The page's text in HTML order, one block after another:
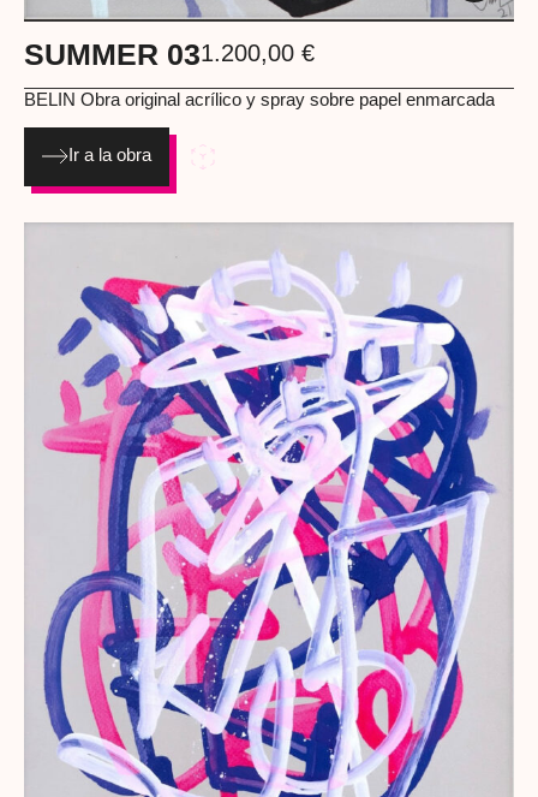
SUMMER 031.200,00 €
BELIN Obra original acrílico y spray sobre papel enmarcada
Ir a la obra